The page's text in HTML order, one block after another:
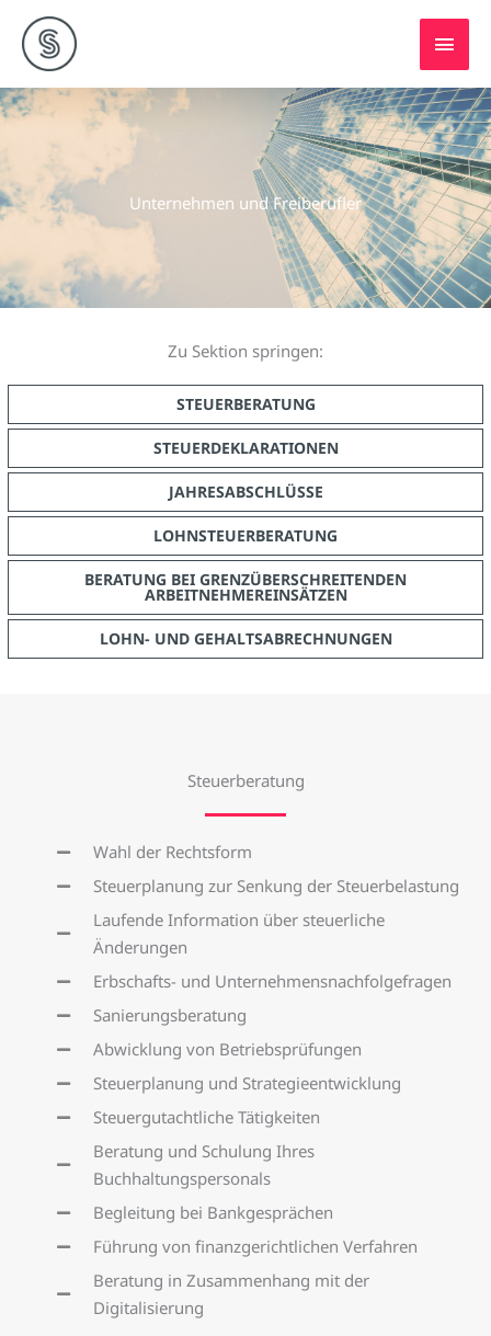
Inhalt
springen
Unternehmen und Freiberufler
Zu Sektion springen:
STEUERBERATUNG
STEUERDEKLARATIONEN
JAHRESABSCHLÜSSE
LOHNSTEUERBERATUNG
BERATUNG BEI GRENZÜBERSCHREITENDEN
ARBEITNEHMEREINSÄTZEN
LOHN- UND GEHALTSABRECHNUNGEN
Steuerberatung
Wahl der Rechtsform
Steuerplanung zur Senkung der Steuerbelastung
Laufende Information über steuerliche
Änderungen
Erbschafts- und Unternehmensnachfolgefragen
Sanierungsberatung
Abwicklung von Betriebsprüfungen
Steuerplanung und Strategieentwicklung
Steuergutachtliche Tätigkeiten
Beratung und Schulung Ihres
Buchhaltungspersonals
Begleitung bei Bankgesprächen
Führung von finanzgerichtlichen Verfahren
Beratung in Zusammenhang mit der
Digitalisierung